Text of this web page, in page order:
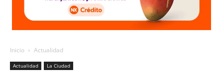
Inicio Actualidad
Actualidad La Ciudad